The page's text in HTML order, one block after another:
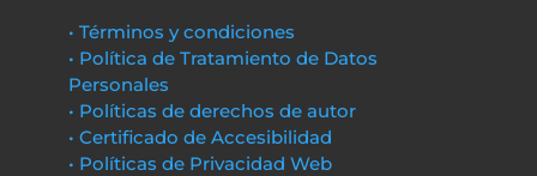
• Términos y condiciones
• Política de Tratamiento de Datos
Personales
• Políticas de derechos de autor
• Certificado de Accesibilidad
• Políticas de Privacidad Web